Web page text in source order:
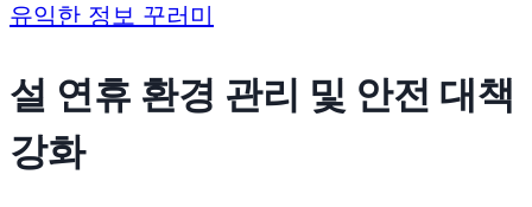
유익한 정보 꾸러미
설 연휴 환경 관리 및 안전 대책
강화